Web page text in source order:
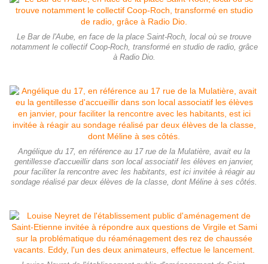
Le Bar de l'Aube, en face de la place Saint-Roch, local où se trouve
notamment le collectif Coop-Roch, transformé en studio de radio, grâce
à Radio Dio.
Angélique du 17, en référence au 17 rue de la Mulatière, avait eu la
gentillesse d'accueillir dans son local associatif les élèves en janvier,
pour faciliter la rencontre avec les habitants, est ici invitée à réagir au
sondage réalisé par deux élèves de la classe, dont Méline à ses côtés.